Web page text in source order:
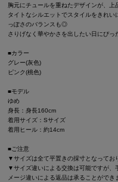
胸元にチュールを重ねたデザインが、上
タイトなシルエットでスタイルをきれ
っぽさのバランスも◎
さりげなく華やかさを出したい日にぴっ
■カラー
グレー(灰色)
ピンク(桃色)
■モデル
ゆめ
身長：身長160cm
着用サイズ：Sサイズ
着用ヒール：約14cm
■ご注意
▼サイズは全て平置きの採寸となってお
▼サイズ違いによる交換は可能ですが、
メージ違いによる返品は承ることができ